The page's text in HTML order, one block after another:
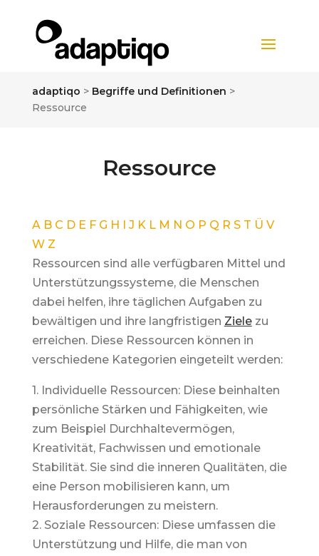
adaptiqo > Begriffe und Definitionen >
Ressource
Ressource
A B C D E F G H I J K L M N O P Q R S T Ü V
W Z
Ressourcen sind alle verfügbaren Mittel und
Unterstützungssysteme, die Menschen
dabei helfen, ihre täglichen Aufgaben zu
bewältigen und ihre langfristigen Zielezu
erreichen. Diese Ressourcen können in
verschiedene Kategorien eingeteilt werden:
1. Individuelle Ressourcen: Diese beinhalten
persönliche Stärken und Fähigkeiten, wie
zum Beispiel Durchhaltevermögen,
Kreativität, Fachwissen und emotionale
Stabilität. Sie sind die inneren Qualitäten, die
eine Person mobilisieren kann, um
Herausforderungen zu meistern.
2. Soziale Ressourcen: Diese umfassen die
Unterstützung und Hilfe, die man von